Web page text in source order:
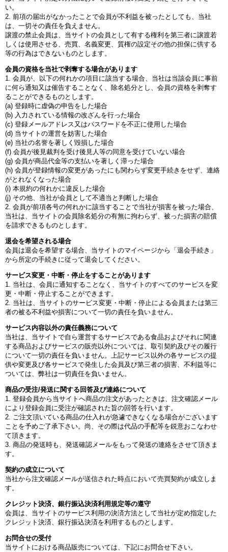
い。
2. 前項の届出がなかったことで会員が不利益を被ったとしても、当社
は、一切その責任を負えません。
譲渡の禁止会員は、当サイトの会員として有する権利を第三者に譲渡若
しくは使用させる、売買、名義変更、質権の設定その他の担保に供する
等の行為はできないものとします。
会員の資格を当社で剥奪する場合があります
1. 会員が、以下の何れかの項目に該当する場合、当社は当該会員に事前
に何ら通知又は催告することなく、除名処分とし、会員の資格を剥奪す
ることができるものとします。
(a) 登録時に虚偽の申告をした場合
(b) 入力されている情報の改ざんを行った場合
(c) 登録メールアドレス又はパスワードを不正に使用した場合
(d) 当サイトの運営を妨害した場合
(e) 当社の名誉を著しく毀損した場合
(f) 会員が後見裁判を受け後見人等の同意を受けていない場合
(g) 会員が商品代金等の支払いを著しく滞った場合
(h) 会員が登録情報の変更があったにも関わらず変更手続きをせず、連絡
がとれなくなった場合
(i) 本規約の何れかに違反した場合
(j) その他、当社が会員として不適当と判断した場合
2. 会員が前項各号の何れかに該当することで当社が損害を被った場合、
当社は、当サイトの会員除名処分の有無に拘わらず、被った損害の賠償
を請求できるものとします。
退会を希望される場合
会員は退会を希望する場合、当サイトのマイページから「退会手続き」
から所定の手続きに従って退会してください。
サービス変更・中断・停止をすることがあります
1. 当社は、会員に通知することなく、当サイトのすべてのサービスを変
更・中断・停止することができます。
2. 当社は、当サイトのサービス変更・中断・停止による会員または第三
者の被る不利益や損害について一切の責任を負いません。
サービス内容以外の責任義務について
当社は、当サイトで自ら運営するサービスである食品およびそれに関連
する商品およびサービスの販売以外については、取引契約及びその履行
について一切の責任を負いません。上記サービス以外の各サービスの提
供や変更及び各サービスで発生した会員及び第三者の損害、不利益等に
ついては、弊社は一切責任を負いません。
商品の受注/発送に関する回答及び連絡について
1. 登録会員から当サイトへ商品の注文があったときは、注文確認メール
により登録会員に受注が確認された旨の回答を行います。
2. ご注文頂いている商品の仕入れが急遽できなくなる場合がございます
ことを予めご了承下さい。尚、その際は代品の手配等を鋭意おこなわせ
て頂きます。
3. 商品の発送時も、発送確認メールをもって発送の連絡をさせて頂きま
す。
契約の成立について
当社から注文確認メールが送信された時点において売買契約が成立しま
す。
クレジット決済、銀行振込決済利用規定等の遵守
会員は、当サイトのサービス利用の決済方法として当社が定め指定した
クレジット決済、銀行振込決済を利用するものとします。
お問合せの受付
当サイトにおける商品販売については、下記にお問合せ下さい。